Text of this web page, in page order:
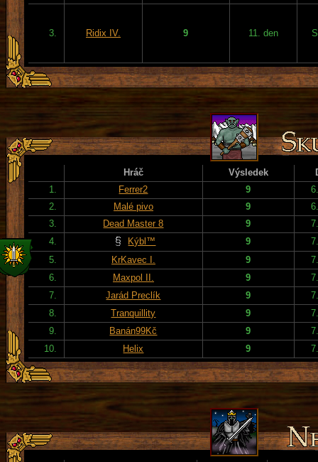
3. Ridix IV. 9 11. den
Hráč Výsledek
1.
Ferrer2 9
2.
Malé pivo 9
3.
Dead Master 8 9
4.
Kýbl™ 9
5.
KrKavec I. 9
6.
Maxpol II. 9
7.
Jarád Preclík 9
8.
Tranquillity 9
9.
Banán99Kč 9
10.
Helix 9